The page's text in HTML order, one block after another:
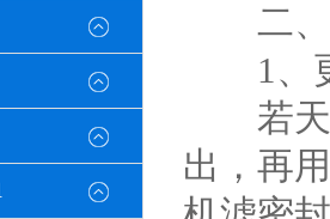
二、
1、更
若天
出，再